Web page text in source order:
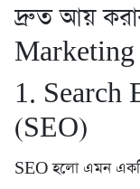
দ্রুত আয়
1. Search
(SEO)
SEO হলো এমন